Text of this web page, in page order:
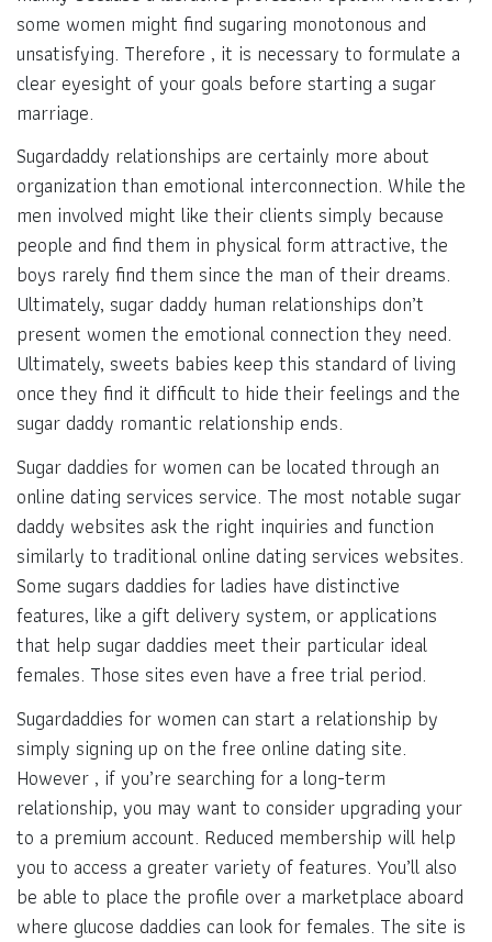
some women might find sugaring monotonous and
unsatisfying. Therefore , it is necessary to formulate a
clear eyesight of your goals before starting a sugar
marriage.
Sugardaddy relationships are certainly more about
organization than emotional interconnection. While the
men involved might like their clients simply because
people and find them in physical form attractive, the
boys rarely find them since the man of their dreams.
Ultimately, sugar daddy human relationships don’t
present women the emotional connection they need.
Ultimately, sweets babies keep this standard of living
once they find it difficult to hide their feelings and the
sugar daddy romantic relationship ends.
Sugar daddies for women can be located through an
online dating services service. The most notable sugar
daddy websites ask the right inquiries and function
similarly to traditional online dating services websites.
Some sugars daddies for ladies have distinctive
features, like a gift delivery system, or applications
that help sugar daddies meet their particular ideal
females. Those sites even have a free trial period.
Sugardaddies for women can start a relationship by
simply signing up on the free online dating site.
However , if you’re searching for a long-term
relationship, you may want to consider upgrading your
to a premium account. Reduced membership will help
you to access a greater variety of features. You’ll also
be able to place the profile over a marketplace aboard
where glucose daddies can look for females. The site is